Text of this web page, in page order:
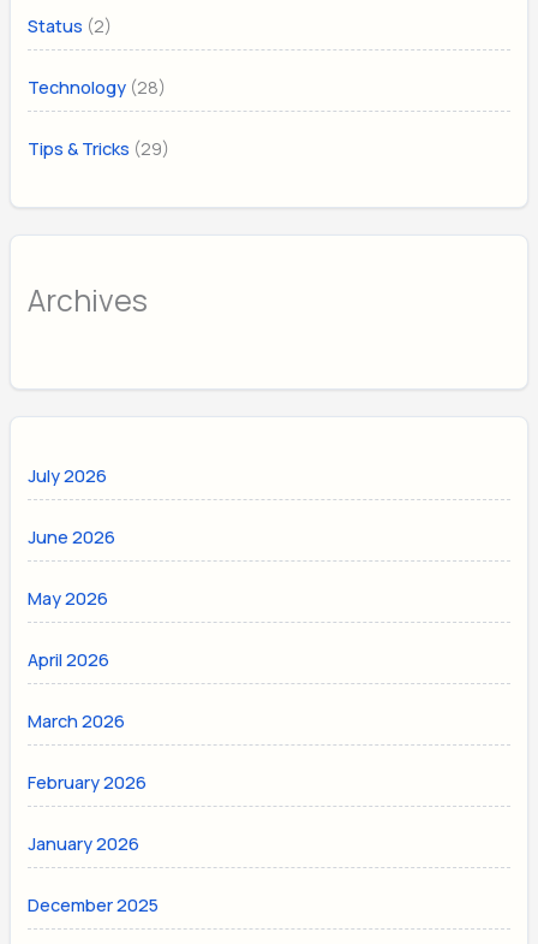
Status (2)
Technology (28)
Tips & Tricks (29)
Archives
July 2026
June 2026
May 2026
April 2026
March 2026
February 2026
January 2026
December 2025